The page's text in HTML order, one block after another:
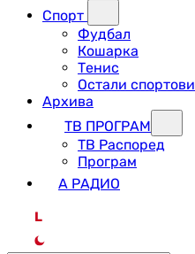
Спорт
Фудбал
Кошарка
Тенис
Остали спортови
Архива
ТВ ПРОГРАМ
ТВ Распоред
Програм
А РАДИО
L